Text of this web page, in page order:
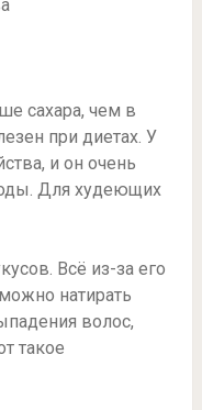
сахара, чем в
при диетах. У
и он очень
Для худеющих
Всё из-за его
натирать
волос,
такое